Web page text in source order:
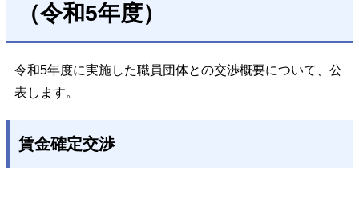
（令和5年度）
令和5年度に実施した職員団体との交渉概要について、公
表します。
賃金確定交渉